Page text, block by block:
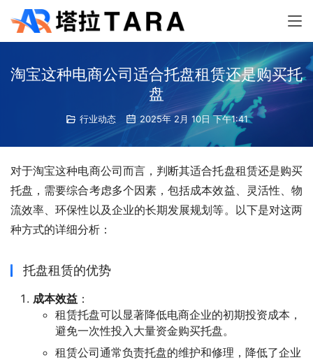
淘宝这种电商公司适合托盘租赁还是购买托
盘
行业动态 2025年 2月 10日 下午1:41
对于淘宝这种电商公司而言，判断其适合托盘租赁还是购买
托盘，需要综合考虑多个因素，包括成本效益、灵活性、物
流效率、环保性以及企业的长期发展规划等。以下是对这两
种方式的详细分析：
托盘租赁的优势
成本效益 ：
租赁托盘可以显著降低电商企业的初期投资成本，
避免一次性投入大量资金购买托盘。
租赁公司通常负责托盘的维护和修理，降低了企业